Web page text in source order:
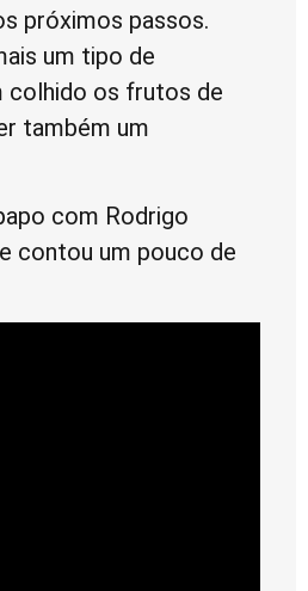
próximos passos.
um tipo de
colhido os frutos de
também um
com Rodrigo
contou um pouco de